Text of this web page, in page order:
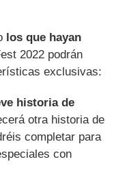
los que hayan
2022 podrán
exclusivas:
historia de
otra historia de
completar para
con